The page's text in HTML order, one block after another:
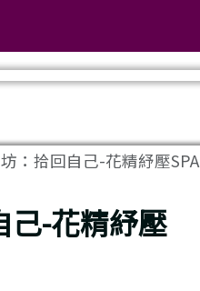
：拾回自己-花精紓壓SPA
己-花精紓壓